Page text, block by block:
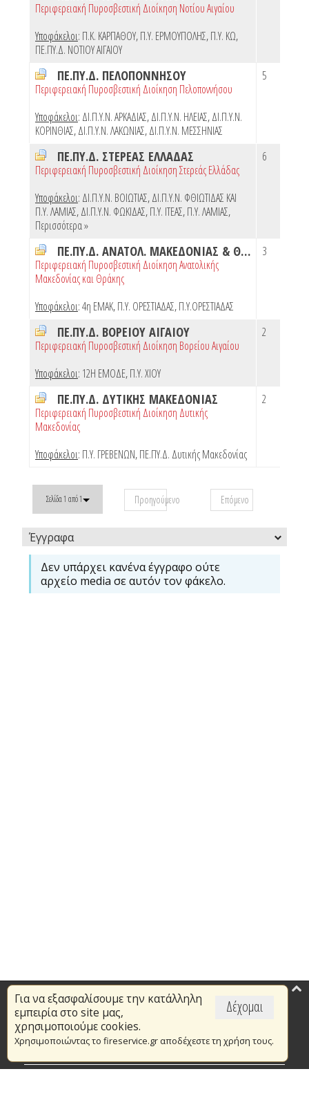
Περιφερειακή Πυροσβεστική Διοίκηση Νοτίου Αιγαίου
Υποφάκελοι: Π.Κ. ΚΑΡΠΑΘΟΥ,Π.Υ. ΕΡΜΟΥΠΟΛΗΣ,Π.Υ. ΚΩ,
ΠΕ.ΠΥ.Δ. ΝΟΤΙΟΥ ΑΙΓΑΙΟΥ
ΠΕ.ΠΥ.Δ. ΠΕΛΟΠΟΝΝΗΣΟΥ
Περιφερειακή Πυροσβεστική Διοίκηση Πελοποννήσου
Υποφάκελοι: ΔΙ.Π.Υ.Ν. ΑΡΚΑΔΙΑΣ,ΔΙ.Π.Υ.Ν. ΗΛΕΙΑΣ,ΔΙ.Π.Υ.Ν.
ΚΟΡΙΝΘΙΑΣ,ΔΙ.Π.Υ.Ν. ΛΑΚΩΝΙΑΣ,ΔΙ.Π.Υ.Ν. ΜΕΣΣΗΝΙΑΣ
5
ΠΕ.ΠΥ.Δ. ΣΤΕΡΕΑΣ ΕΛΛΑΔΑΣ
Περιφερειακή Πυροσβεστική Διοίκηση Στερεάς Ελλάδας
Υποφάκελοι: ΔΙ.Π.Υ.Ν. ΒΟΙΩΤΙΑΣ,ΔΙ.Π.Υ.Ν. ΦΘΙΩΤΙΔΑΣ ΚΑΙ
Π.Υ. ΛΑΜΙΑΣ,ΔΙ.Π.Υ.Ν. ΦΩΚΙΔΑΣ,Π.Υ. ΙΤΕΑΣ,Π.Υ. ΛΑΜΙΑΣ,
Περισσότερα »
6
ΠΕ.ΠΥ.Δ. ΑΝΑΤΟΛ. ΜΑΚΕΔΟΝΙΑΣ & ΘΡΑΚΗΣ
Περιφερειακή Πυροσβεστική Διοίκηση Ανατολικής
Μακεδονίας και Θράκης
Υποφάκελοι:4η ΕΜΑΚ,Π.Υ. ΟΡΕΣΤΙΑΔΑΣ,Π.Υ.ΟΡΕΣΤΙΑΔΑΣ
3
ΠΕ.ΠΥ.Δ. ΒΟΡΕΙΟΥ ΑΙΓΑΙΟΥ
Περιφερειακή Πυροσβεστική Διοίκηση Βορείου Αιγαίου
Υποφάκελοι: 12Η ΕΜΟΔΕ,Π.Υ. ΧΙΟΥ
2
ΠΕ.ΠΥ.Δ. ΔΥΤΙΚΗΣ ΜΑΚΕΔΟΝΙΑΣ
Περιφερειακή Πυροσβεστική Διοίκηση Δυτικής
Μακεδονίας
Υποφάκελοι: Π.Υ. ΓΡΕΒΕΝΩΝ,ΠΕ.ΠΥ.Δ. Δυτικής Μακεδονίας
2
Σελίδα 1 από 1 Προηγούμενο Επόμενο
Έγγραφα
Δεν υπάρχει κανένα έγγραφο ούτε
αρχείο media σε αυτόν τον φάκελο.
Δέχομαι
Για να εξασφαλίσουμε την κατάλληλη
εμπειρία στο site μας,
χρησιμοποιούμε cookies.
Χρησιμοποιώντας το fireservice.gr αποδέχεστε τη χρήση τους.
Επικαιρότητα
Το Πυροσβεστικό Σώμα